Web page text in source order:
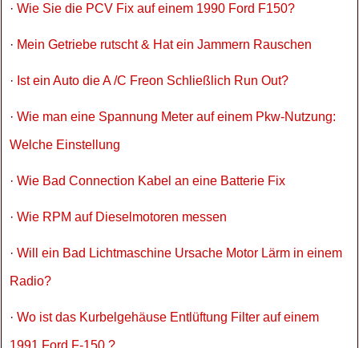
· Wie Sie die PCV Fix auf einem 1990 Ford F150?
· Mein Getriebe rutscht & Hat ein Jammern Rauschen
· Ist ein Auto die A /C Freon Schließlich Run Out?
· Wie man eine Spannung Meter auf einem Pkw-Nutzung:
Welche Einstellung
· Wie Bad Connection Kabel an eine Batterie Fix
· Wie RPM auf Dieselmotoren messen
· Will ein Bad Lichtmaschine Ursache Motor Lärm in einem
Radio?
· Wo ist das Kurbelgehäuse Entlüftung Filter auf einem
1991 Ford F-150 ?